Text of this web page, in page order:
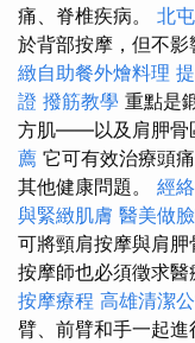
痛、脊椎疾病。 北
於背部按摩，但不影
緻自助餐外燴料理
證 撥筋教學 重點是
方肌——以及肩胛骨
薦 它可有效治療頭
其他健康問題。 經
與緊緻肌膚 醫美做
可將頸肩按摩與肩
按摩師也必須徵求醫
按摩療程 高雄清潔
臂、前臂和手一起進